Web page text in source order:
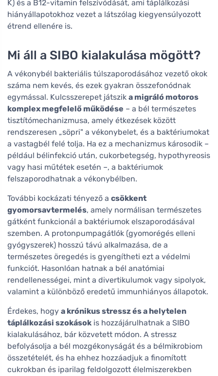
K) és a B12-vitamin felszívódását, ami táplálkozási
hiányállapotokhoz vezet a látszólag kiegyensúlyozott
étrend ellenére is.
Mi áll a SIBO kialakulása mögött?
A vékonybél bakteriális túlszaporodásához vezető okok
száma nem kevés, és ezek gyakran összefonódnak
egymással. Kulcsszerepet játszik a migráló motoros
komplex megfelelő működése – a bél természetes
tisztítómechanizmusa, amely étkezések között
rendszeresen „söpri" a vékonybelet, és a baktériumokat
a vastagbél felé tolja. Ha ez a mechanizmus károsodik –
például bélinfekció után, cukorbetegség, hypothyreosis
vagy hasi műtétek esetén –, a baktériumok
felszaporodhatnak a vékonybélben.
További kockázati tényező a csökkent
gyomorsavtermelés, amely normálisan természetes
gátként funkcionál a baktériumok elszaporodásával
szemben. A protonpumpagátlók (gyomorégés elleni
gyógyszerek) hosszú távú alkalmazása, de a
természetes öregedés is gyengítheti ezt a védelmi
funkciót. Hasonlóan hatnak a bél anatómiai
rendellenességei, mint a divertikulumok vagy sipolyok,
valamint a különböző eredetű immunhiányos állapotok.
Érdekes, hogy a krónikus stressz és a helytelen
táplálkozási szokások is hozzájárulhatnak a SIBO
kialakulásához, bár közvetett módon. A stressz
befolyásolja a bél mozgékonyságát és a bélmikrobiom
összetételét, és ha ehhez hozzáadjuk a finomított
cukrokban és iparilag feldolgozott élelmiszerekben